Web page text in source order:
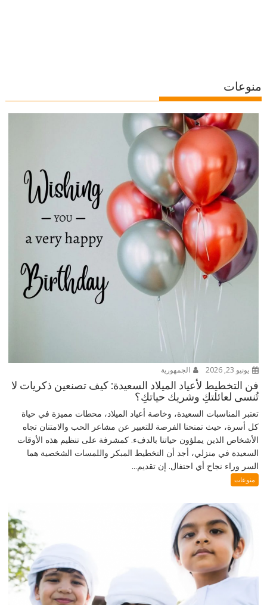
منوعات
يونيو 23, 2026 الجمهورية
فن التخطيط لأعياد الميلاد السعيدة: كيف تصنعين ذكريات لا
تُنسى لعائلتكِ وشريك حياتكِ؟
تعتبر المناسبات السعيدة، وخاصة أعياد الميلاد، محطات مميزة في حياة
كل أسرة، حيث تمنحنا الفرصة للتعبير عن مشاعر الحب والامتنان تجاه
الأشخاص الذين يملؤون حياتنا بالدفء. كمشرفة على تنظيم هذه الأوقات
السعيدة في منزلي، أجد أن التخطيط المبكر واللمسات الشخصية هما
السر وراء نجاح أي احتفال. إن تقديم...
منوعات